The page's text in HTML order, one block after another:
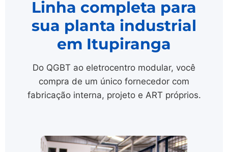
Linha completa para
sua planta industrial
em Itupiranga
Do QGBT ao eletrocentro modular, você
compra de um único fornecedor com
fabricação interna, projeto e ART próprios.